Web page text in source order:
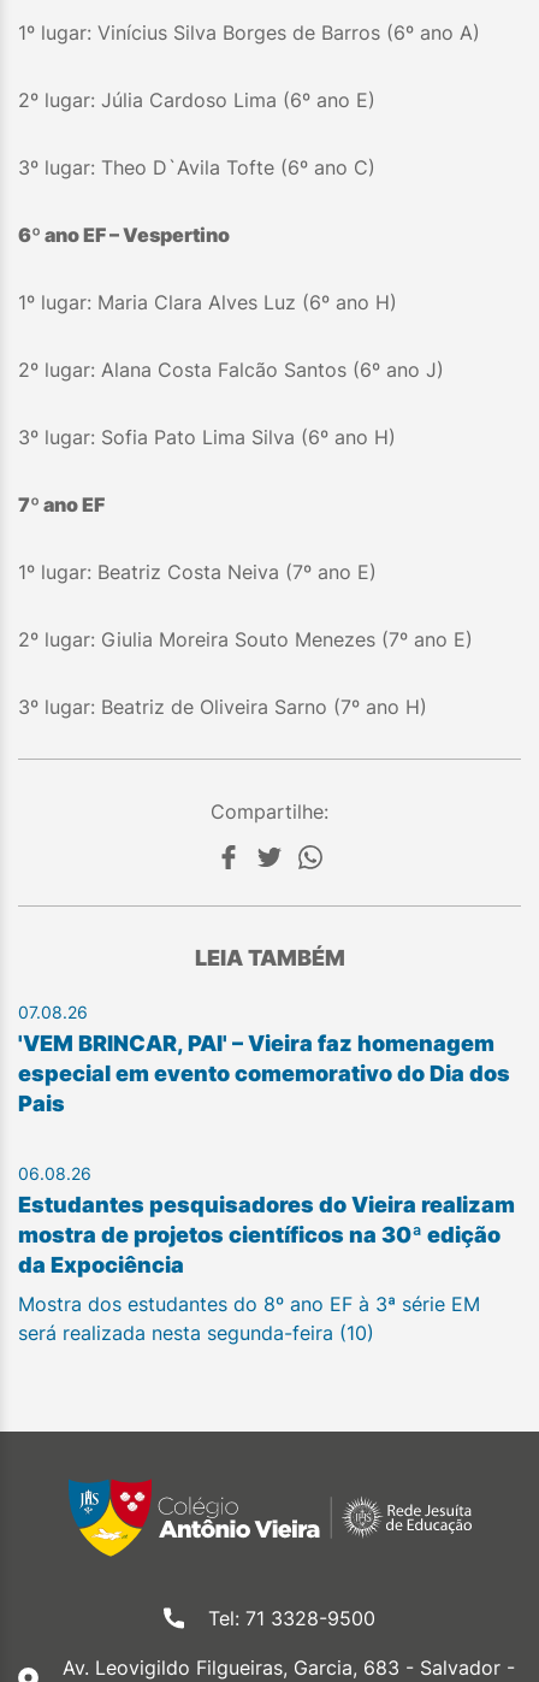
1º lugar: Vinícius Silva Borges de Barros (6º ano A)
2º lugar: Júlia Cardoso Lima (6º ano E)
3º lugar: Theo D`Avila Tofte (6º ano C)
6º ano EF – Vespertino
1º lugar: Maria Clara Alves Luz (6º ano H)
2º lugar: Alana Costa Falcão Santos (6º ano J)
3º lugar: Sofia Pato Lima Silva (6º ano H)
7º ano EF
1º lugar: Beatriz Costa Neiva (7º ano E)
2º lugar: Giulia Moreira Souto Menezes (7º ano E)
3º lugar: Beatriz de Oliveira Sarno (7º ano H)
Compartilhe:
LEIA TAMBÉM
07.08.26
'VEM BRINCAR, PAI' – Vieira faz homenagem
especial em evento comemorativo do Dia dos
Pais
06.08.26
Estudantes pesquisadores do Vieira realizam
mostra de projetos científicos na 30ª edição
da Expociência
Mostra dos estudantes do 8º ano EF à 3ª série EM
será realizada nesta segunda-feira (10)
Tel: 71 3328-9500
Av. Leovigildo Filgueiras, Garcia, 683 - Salvador -